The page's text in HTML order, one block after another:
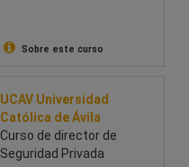
Sobre este curso
UCAV Universidad
Católica de Ávila
Curso de director de
Seguridad Privada